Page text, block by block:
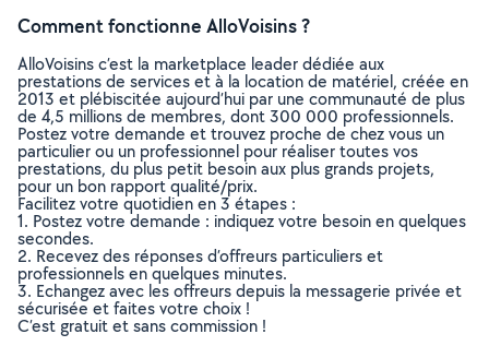
Comment fonctionne AlloVoisins ?
AlloVoisins c’est la marketplace leader dédiée aux
prestations de services et à la location de matériel, créée en
2013 et plébiscitée aujourd’hui par une communauté de plus
de 4,5 millions de membres, dont 300 000 professionnels.
Postez votre demande et trouvez proche de chez vous un
particulier ou un professionnel pour réaliser toutes vos
prestations, du plus petit besoin aux plus grands projets,
pour un bon rapport qualité/prix.
Facilitez votre quotidien en 3 étapes :
1. Postez votre demande : indiquez votre besoin en quelques
secondes.
2. Recevez des réponses d’offreurs particuliers et
professionnels en quelques minutes.
3. Echangez avec les offreurs depuis la messagerie privée et
sécurisée et faites votre choix !
C’est gratuit et sans commission !